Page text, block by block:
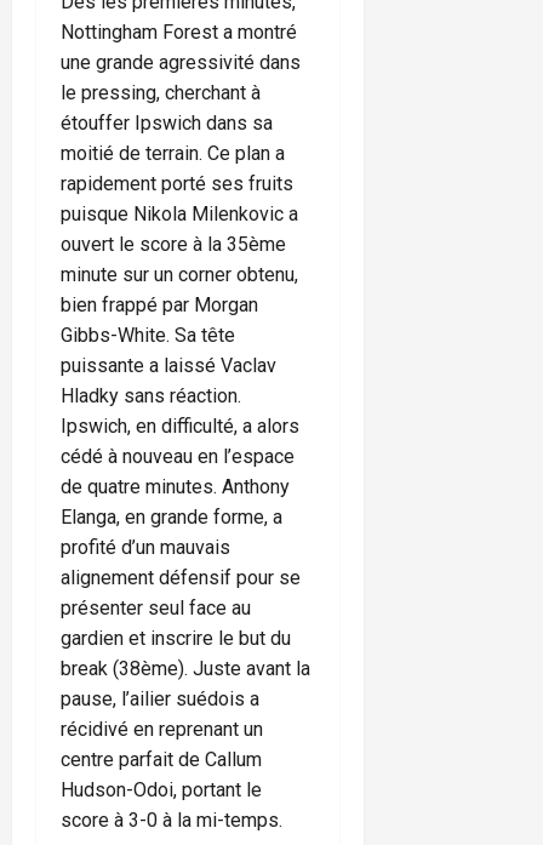
Nottingham Forest a montré
une grande agressivité dans
le pressing, cherchant à
étouffer Ipswich dans sa
moitié de terrain. Ce plan a
rapidement porté ses fruits
puisque Nikola Milenkovic a
ouvert le score à la 35ème
minute sur un corner obtenu,
bien frappé par Morgan
Gibbs-White. Sa tête
puissante a laissé Vaclav
Hladky sans réaction.
Ipswich, en difficulté, a alors
cédé à nouveau en l’espace
de quatre minutes. Anthony
Elanga, en grande forme, a
profité d’un mauvais
alignement défensif pour se
présenter seul face au
gardien et inscrire le but du
break (38ème). Juste avant la
pause, l’ailier suédois a
récidivé en reprenant un
centre parfait de Callum
Hudson-Odoi, portant le
score à 3-0 à la mi-temps.